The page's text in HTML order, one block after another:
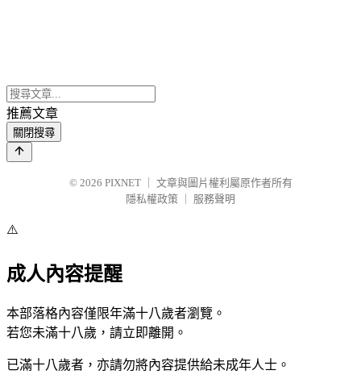
推薦文章
關閉搜尋
© 2026 PIXNET
文章與圖片權利屬原作者所有
隱私權政策
服務聲明
⚠️
成人內容提醒
本部落格內容僅限年滿十八歲者瀏覽。
若您未滿十八歲，請立即離開。
已滿十八歲者，亦請勿將內容提供給未成年人士。